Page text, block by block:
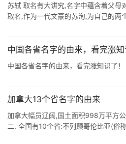
苏轼 取名有大讲究,名字中蕴含着父母
取名,作为一代文豪的苏洵,为自己的两
中国各省名字的由来，看完涨知
中国各省名字的由来，看完涨知识了！
加拿大13个省名字的由来
加拿大幅员辽阔,国土面积998万平方
二. 全国有10个省:不列颠哥伦比亚(俗